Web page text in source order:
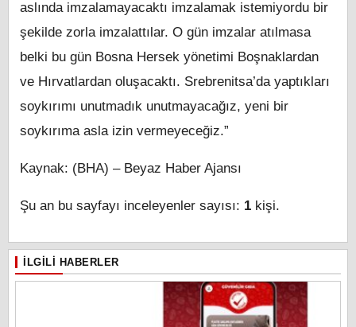
aslında imzalamayacaktı imzalamak istemiyordu bir
şekilde zorla imzalattılar. O gün imzalar atılmasa
belki bu gün Bosna Hersek yönetimi Boşnaklardan
ve Hırvatlardan oluşacaktı. Srebrenitsa’da yaptıkları
soykırımı unutmadık unutmayacağız, yeni bir
soykırıma asla izin vermeyeceğiz.”
Kaynak: (BHA) – Beyaz Haber Ajansı
Şu an bu sayfayı inceleyenler sayısı: 1 kişi.
İLGILI HABERLER